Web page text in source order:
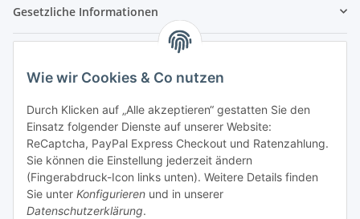
Wie wir Cookies & Co nutzen
Durch Klicken auf „Alle akzeptieren“ gestatten Sie den
Einsatz folgender Dienste auf unserer Website:
ReCaptcha, PayPal Express Checkout und Ratenzahlung.
Sie können die Einstellung jederzeit ändern
(Fingerabdruck-Icon links unten). Weitere Details finden
Sie unter Konfigurieren und in unserer
Datenschutzerklärung.
Gesetzliche Informationen
Zahlung & Versand